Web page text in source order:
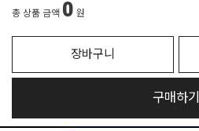
총 상품 금액 0 원
장바구니
구매하기